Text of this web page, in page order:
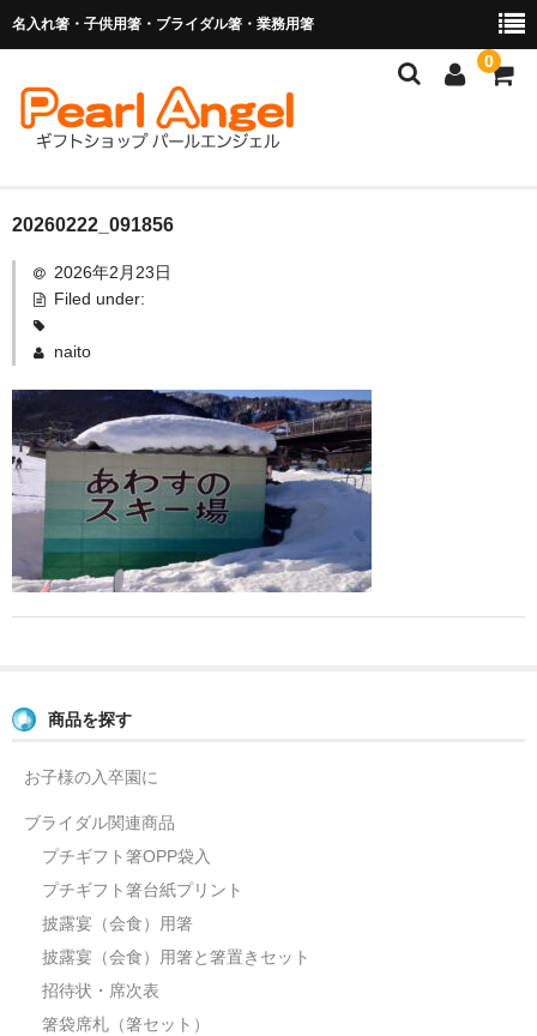
名入れ箸・子供用箸・ブライダル箸・業務用箸
0
商品を探す
お子様の入卒園に
業務用箸（食洗機対応）
マイ箸・箸袋
ご利用ガイド
よくあるご質問
20260222_091856
2026年2月23日
Filed under:
naito
商品を探す
お子様の入卒園に
ブライダル関連商品
プチギフト箸OPP袋入
プチギフト箸台紙プリント
披露宴（会食）用箸
披露宴（会食）用箸と箸置きセット
招待状・席次表
箸袋席札（箸セット）